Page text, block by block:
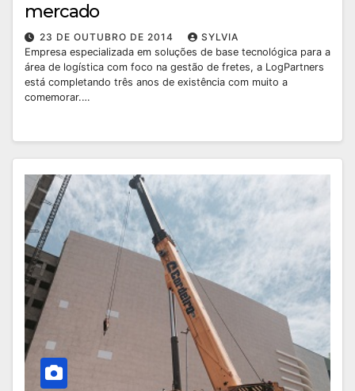
mercado
23 DE OUTUBRO DE 2014
SYLVIA
Empresa especializada em soluções de base tecnológica para a
área de logística com foco na gestão de fretes, a LogPartners
está completando três anos de existência com muito a
comemorar.…